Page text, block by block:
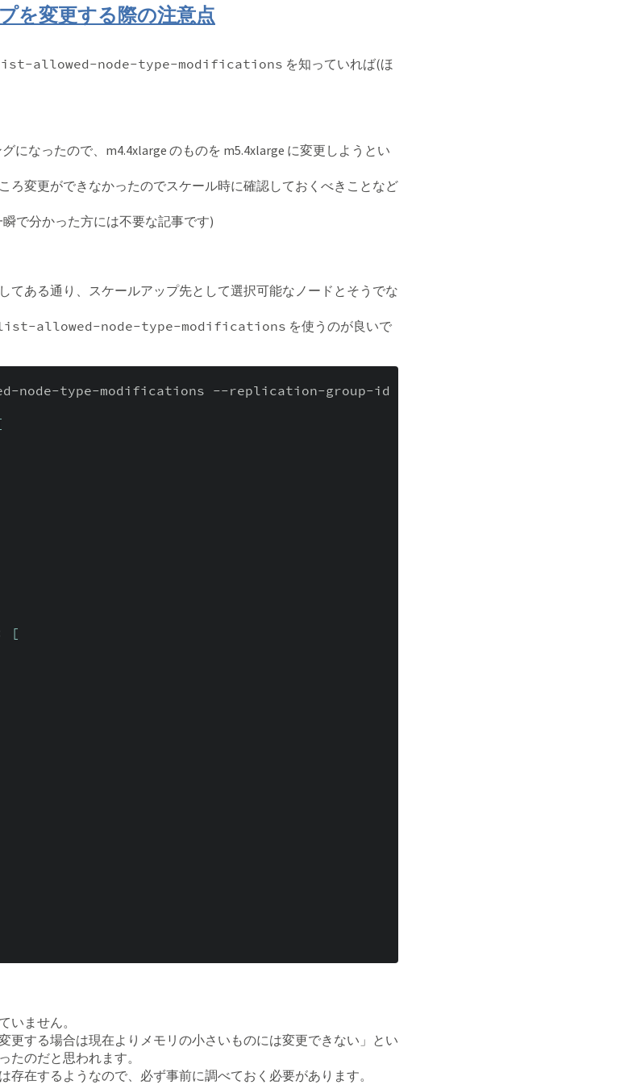
を変更する際の注意点
allowed-node-type-modifications を知っていれば(ほ
になったので、m4.4xlarge のものを m5.4xlarge に変更しようとい
ろ変更ができなかったのでスケール時に確認しておくべきことなど
で分かった方には不要な記事です)
てある通り、スケールアップ先として選択可能なノードとそうでな
allowed-node-type-modifications を使うのが良いで
[
いません。
更する場合は現在よりメモリの小さいものには変更できない」とい
たのだと思われます。
存在するようなので、必ず事前に調べておく必要があります。